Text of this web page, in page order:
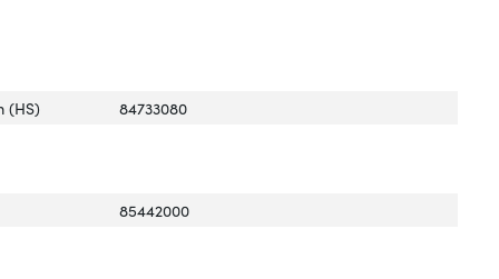
(HS) 84733080
85442000